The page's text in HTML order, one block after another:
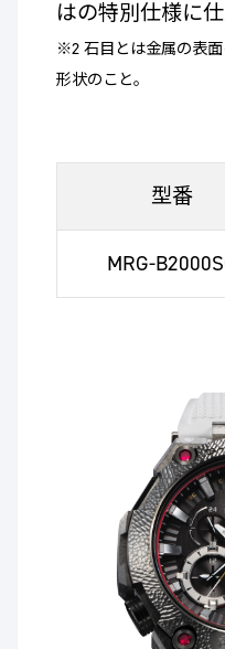
はの特別仕様に仕
※2 石目とは金属の表
形状のこと。
型番
MRG-